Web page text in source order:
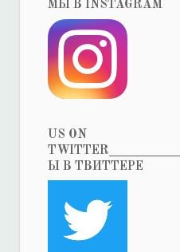
МЫ В INSTAGRAM
US ON
Ы В ТВИТТЕРЕ